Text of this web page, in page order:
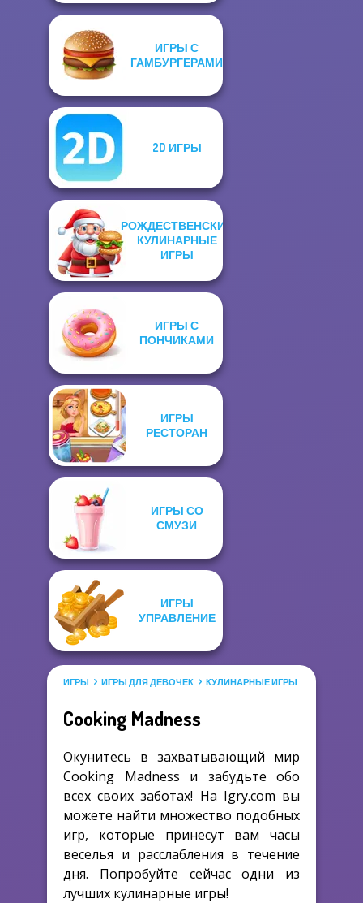
ИГРЫ С
ГАМБУРГЕРАМИ
2D ИГРЫ
РОЖДЕСТВЕНСКИЕ
КУЛИНАРНЫЕ
ИГРЫ
ИГРЫ С
ПОНЧИКАМИ
ИГРЫ
РЕСТОРАН
ИГРЫ СО
СМУЗИ
ИГРЫ
УПРАВЛЕНИЕ
ИГРЫ ИГРЫ ДЛЯ ДЕВОЧЕК КУЛИНАРНЫЕ ИГРЫ
Cooking Madness
Окунитесь в захватывающий мир
Cooking Madness и забудьте обо
всех своих заботах! На Igry.com вы
можете найти множество подобных
игр, которые принесут вам часы
веселья и расслабления в течение
дня. Попробуйте сейчас одни из
лучших кулинарные игры!